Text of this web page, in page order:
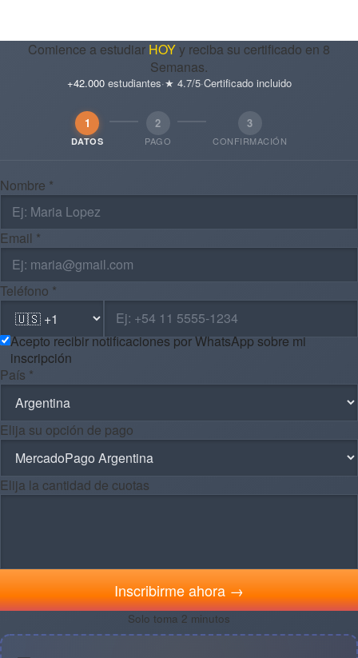
Comience a estudiar HOYy reciba su certificado en 8
Semanas.
+42.000estudiantes·★ 4.7/5·Certificado incluido
1
DATOS
2
PAGO
3
CONFIRMACIÓN
Nombre *
Email *
Teléfono *
Acepto recibir notificaciones por WhatsApp sobre mi
inscripción
País *
Elija su opción de pago
Elija la cantidad de cuotas
Inscribirme ahora →
Solo toma 2 minutos